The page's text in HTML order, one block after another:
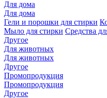
Для дома
Для дома
Гели и порошки для стирки
Мыло для стирки Средства
Другое
Для животных
Для животных
Другое
Промопродукция
Промопродукция
Другое